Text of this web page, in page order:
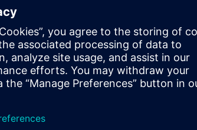
onderhoudspersoneel.
aandrijving met SINAMICS S120 op te bouwen met
functies zoals EPOS en Basic Safety functies toe te